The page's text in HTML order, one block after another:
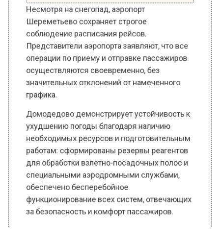
Шереметьево сохраняет строгое
соблюдение расписания рейсов.
Представители аэропорта заявляют, что все
операции по приему и отправке пассажиров
осуществляются своевременно, без
значительных отклонений от намеченного
графика.
Домодедово демонстрирует устойчивость к
ухудшению погоды благодаря наличию
необходимых ресурсов и подготовительным
работам: сформированы резервы реагентов
для обработки взлетно-посадочных полос и
специальными аэродромными службами,
обеспечено бесперебойное
функционирование всех систем, отвечающих
за безопасность и комфорт пассажиров.